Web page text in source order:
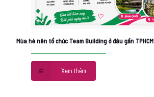
Mùa hè nên tổ chức Team Building ở đâu gần TPHCM
Xem thêm